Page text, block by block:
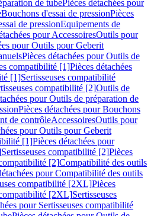
de tubePièces détachées pour
Bouchons d'essai de pressionPièces
de pressionEquipements de
pour AccessoiresOutils pour
pour Outils pour Geberit
Pièces détachées pour Outils de
compatibilité [1]Pièces détachées
[1]Sertisseuses compatibilité
compatibilité [2]Outils de
pour Outils de préparation de
Pièces détachées pour Bouchons
de contrôleAccessoiresOutils pour
pour Outils pour Geberit
[1]Pièces détachées pour
Sertisseuses compatibilité [2]Pièces
[2]Compatibilité des outils
pour Compatibilité des outils
compatibilité [2XL]Pièces
compatibilité [2XL]Sertisseuses
pour Sertisseuses compatibilité